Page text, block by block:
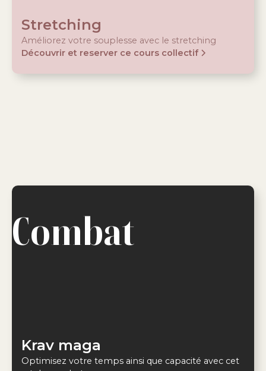
Stretching
Améliorez votre souplesse avec le stretching
Découvrir et reserver ce cours collectif
Combat
Krav maga
Optimisez votre temps ainsi que capacité avec cet